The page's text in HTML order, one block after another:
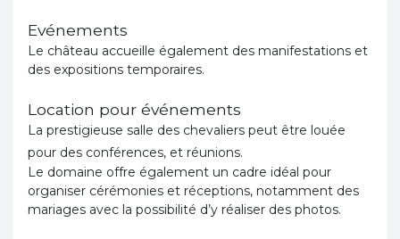
Evénements
Le château accueille également des manifestations et
des expositions temporaires.
Location pour événements
La prestigieuse salle des chevaliers peut être louée
pour des conférences, et réunions.
Le domaine offre également un cadre idéal pour
organiser cérémonies et réceptions, notamment des
mariages avec la possibilité d’y réaliser des photos.